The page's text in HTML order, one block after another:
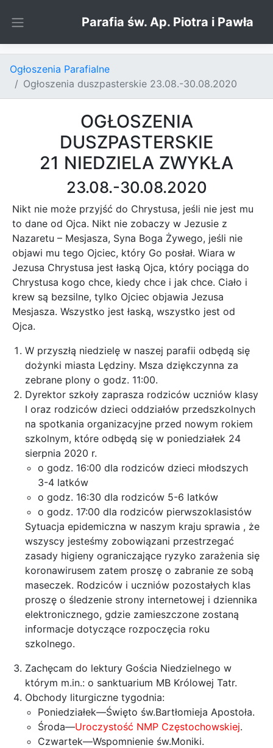
Parafia św. Ap. Piotra i Pawła
Ogłoszenia Parafialne
Ogłoszenia duszpasterskie 23.08.-30.08.2020
OGŁOSZENIA
DUSZPASTERSKIE
21 NIEDZIELA ZWYKŁA
23.08.-30.08.2020
Nikt nie może przyjść do Chrystusa, jeśli nie jest mu
to dane od Ojca. Nikt nie zobaczy w Jezusie z
Nazaretu – Mesjasza, Syna Boga Żywego, jeśli nie
objawi mu tego Ojciec, który Go posłał. Wiara w
Jezusa Chrystusa jest łaską Ojca, który pociąga do
Chrystusa kogo chce, kiedy chce i jak chce. Ciało i
krew są bezsilne, tylko Ojciec objawia Jezusa
Mesjasza. Wszystko jest łaską, wszystko jest od
Ojca.
W przyszłą niedzielę w naszej parafii odbędą się
dożynki miasta Lędziny. Msza dziękczynna za
zebrane plony o godz. 11:00.
Dyrektor szkoły zaprasza rodziców uczniów klasy
I oraz rodziców dzieci oddziałów przedszkolnych
na spotkania organizacyjne przed nowym rokiem
szkolnym, które odbędą się w poniedziałek 24
sierpnia 2020 r.
o godz. 16:00 dla rodziców dzieci młodszych
3-4 latków
o godz. 16:30 dla rodziców 5-6 latków
o godz. 17:00 dla rodziców pierwszoklasistów
Sytuacja epidemiczna w naszym kraju sprawia , że
wszyscy jesteśmy zobowiązani przestrzegać
zasady higieny ograniczające ryzyko zarażenia się
koronawirusem zatem proszę o zabranie ze sobą
maseczek. Rodziców i uczniów pozostałych klas
proszę o śledzenie strony internetowej i dziennika
elektronicznego, gdzie zamieszczone zostaną
informacje dotyczące rozpoczęcia roku
szkolnego.
Zachęcam do lektury Gościa Niedzielnego w
którym m.in.: o sanktuarium MB Królowej Tatr.
Obchody liturgiczne tygodnia:
Poniedziałek—Święto św.Bartłomieja Apostoła.
Środa—Uroczystość NMP Częstochowskiej.
Czwartek—Wspomnienie św.Moniki.